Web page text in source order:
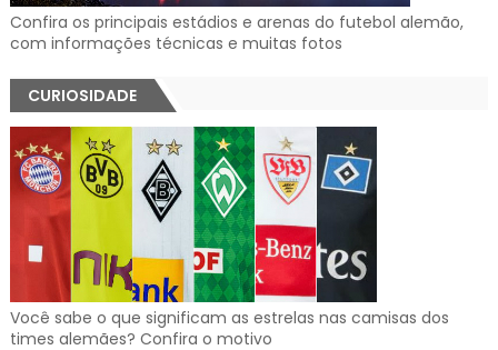
Confira os principais estádios e arenas do futebol alemão,
com informações técnicas e muitas fotos
CURIOSIDADE
Você sabe o que significam as estrelas nas camisas dos
times alemães? Confira o motivo